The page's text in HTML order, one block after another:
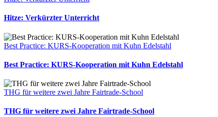
Hitze: Verkürzter Unterricht
Best Practice: KURS-Kooperation mit Kuhn Edelstahl
Best Practice: KURS-Kooperation mit Kuhn Edelstahl
THG für weitere zwei Jahre Fairtrade-School
THG für weitere zwei Jahre Fairtrade-School